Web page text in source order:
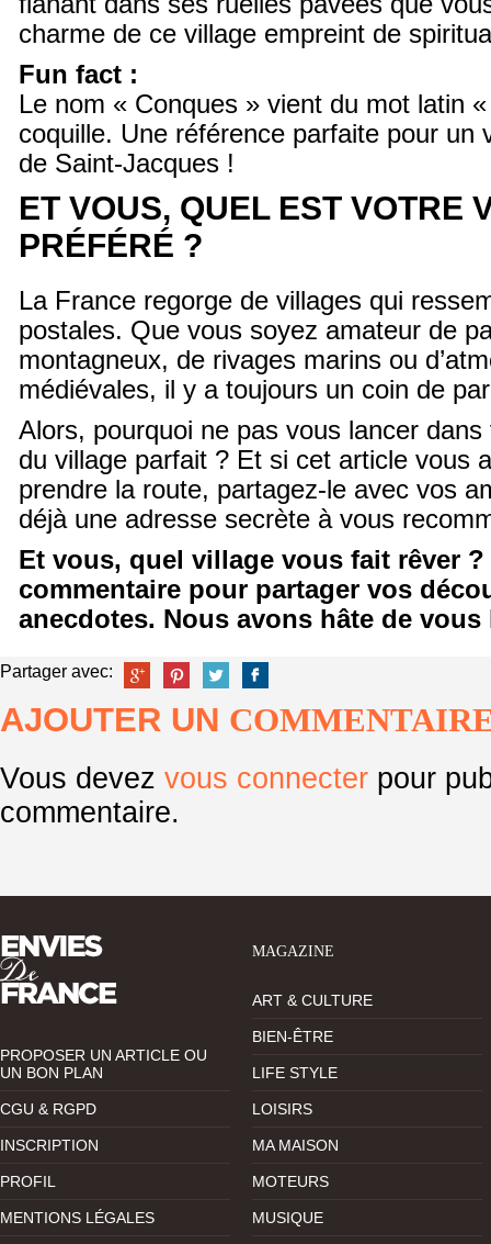
charme de ce village empreint de
Fun fact :
Le nom « Conques » vient du mot latin
coquille. Une référence parfaite pour un
de Saint-Jacques !
ET VOUS, QUEL EST VOTRE
PRÉFÉRÉ ?
La France regorge de villages qui
postales. Que vous soyez amateur de
montagneux, de rivages marins ou
médiévales, il y a toujours un coin de
Alors, pourquoi ne pas vous lancer
du village parfait ? Et si cet article vous
prendre la route, partagez-le avec vos
déjà une adresse secrète à vous
Et vous, quel village vous fait rêver
commentaire pour partager vos
anecdotes. Nous avons hâte de vous
Partager avec:
AJOUTER UN
Vous devez vous connecter pour
commentaire.
PROPOSER UN ARTICLE OU
UN BON PLAN
CGU & RGPD
INSCRIPTION
PROFIL
MENTIONS LÉGALES
MAGAZINE
ART & CULTURE
BIEN-ÊTRE
LIFE STYLE
LOISIRS
MA MAISON
MOTEURS
MUSIQUE